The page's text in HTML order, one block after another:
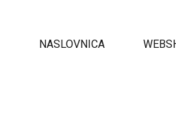
NASLOVNICA